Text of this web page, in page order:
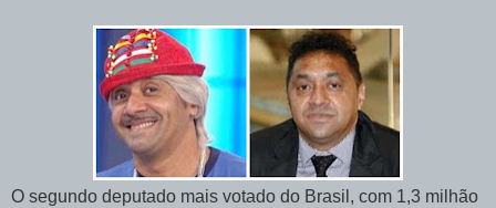
O segundo deputado mais votado do Brasil, com 1,3 milhão